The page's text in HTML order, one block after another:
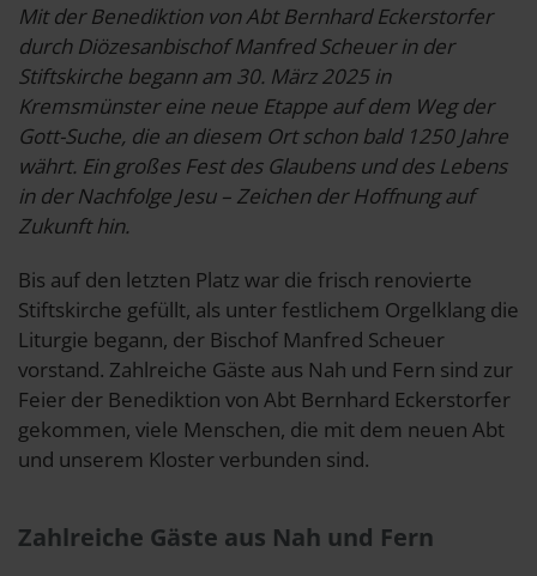
Mit der Benediktion von Abt Bernhard Eckerstorfer
durch Diözesanbischof Manfred Scheuer in der
Stiftskirche begann am 30. März 2025 in
Kremsmünster eine neue Etappe auf dem Weg der
Gott-Suche, die an diesem Ort schon bald 1250 Jahre
währt. Ein großes Fest des Glaubens und des Lebens
in der Nachfolge Jesu – Zeichen der Hoffnung auf
Zukunft hin.
Bis auf den letzten Platz war die frisch renovierte
Stiftskirche gefüllt, als unter festlichem Orgelklang die
Liturgie begann, der Bischof Manfred Scheuer
vorstand. Zahlreiche Gäste aus Nah und Fern sind zur
Feier der Benediktion von Abt Bernhard Eckerstorfer
gekommen, viele Menschen, die mit dem neuen Abt
und unserem Kloster verbunden sind.
Zahlreiche Gäste aus Nah und Fern